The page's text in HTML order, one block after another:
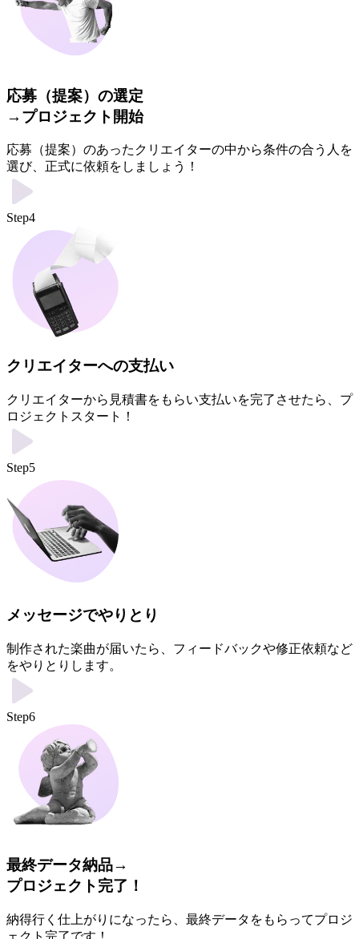
応募（提案）の選定
→プロジェクト開始
応募（提案）のあったクリエイターの中から条件の合う人を
選び、正式に依頼をしましょう！
Step4
クリエイターへの支払い
クリエイターから見積書をもらい支払いを完了させたら、プ
ロジェクトスタート！
Step5
メッセージでやりとり
制作された楽曲が届いたら、フィードバックや修正依頼など
をやりとりします。
Step6
最終データ納品→
プロジェクト完了！
納得行く仕上がりになったら、最終データをもらってプロジ
ェクト完了です！